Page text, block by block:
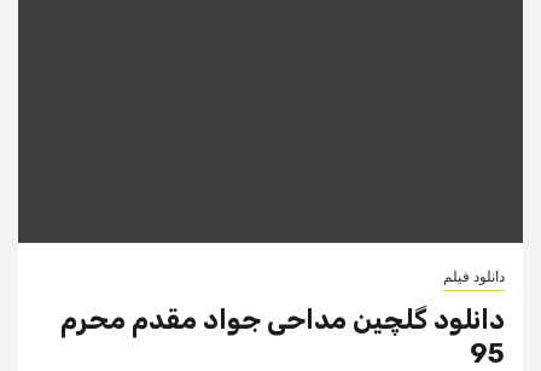
دانلود فیلم
دانلود گلچین مداحی جواد مقدم محرم
95